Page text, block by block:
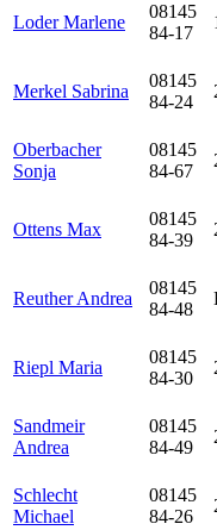
Loder Marlene
08145
84-17
Merkel Sabrina
08145
84-24
Oberbacher
Sonja
08145
84-67
Ottens Max
08145
84-39
Reuther Andrea
08145
84-48
Riepl Maria
08145
84-30
Sandmeir
Andrea
08145
84-49
Schlecht
Michael
08145
84-26